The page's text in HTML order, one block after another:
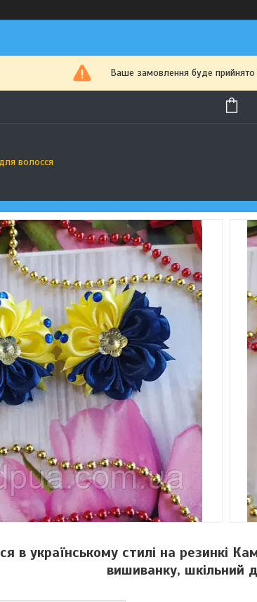
Ваше замовлення буде
волосся
в українському стилі на резинкі
вишиванку, шкільний